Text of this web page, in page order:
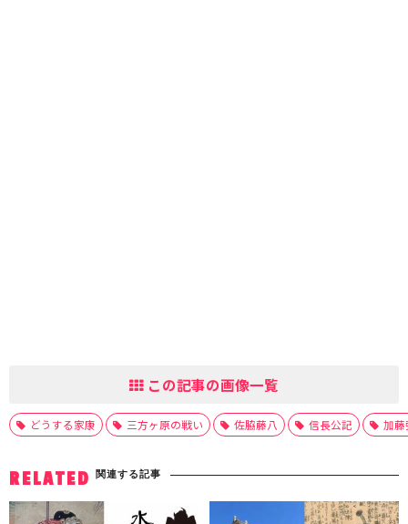
この記事の画像一覧
どうする家康 三方ヶ原の戦い 佐脇藤八 信長公記 加藤
RELATED 関連する記事